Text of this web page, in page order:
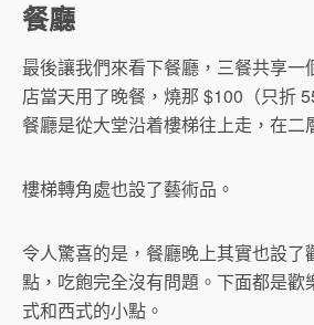
餐廳
最後讓我們來看下餐廳，三餐共享一
店當天用了晚餐，燒那 $100（只折
餐廳是從大堂沿着樓梯往上走，在二
樓梯轉角處也設了藝術品。
令人驚喜的是，餐廳晚上其實也設了
點，吃飽完全沒有問題。下面都是歡
式和西式的小點。